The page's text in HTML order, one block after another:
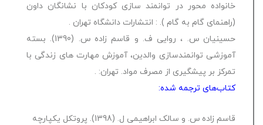
خانواده محور در توانمند سازی کودکان با نشانگان داون
(راهنمای گام به گام ). : انتشارات دانشگاه تهران .
حسینیان س. ، روایی ف. و قاسم زاده س. (1390). بسته
آموزشی توانمندسازی والدین، آموزش مهارت های زندگی با
تمرکز بر پیشگیری از مصرف مواد. تهران: .
کتاب‌های ترجمه شده:
قاسم زاده س. و سالک ابراهیمی ل. (1398). پروتکل یکپارچه